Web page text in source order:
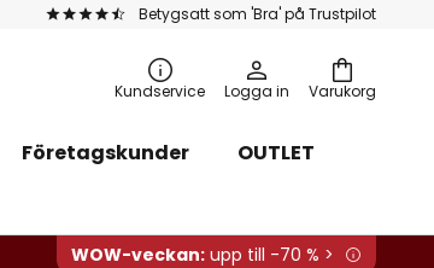
Betygsatt som 'Bra' på Trustpilot
Varukorg
Kundservice Logga in
Företagskunder
OUTLET
WOW-veckan: upp till -70 % >